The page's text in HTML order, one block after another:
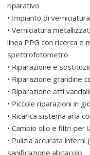
riparativo
• Impianto di
• Verniciatura
linea PPG con ricerca e
spettrofotometro
• Riparazione e
• Riparazione grandine
• Riparazione atti
• Piccole riparazioni in
• Ricarica sistema aria
• Cambio olio e filtri per
• Pulizia accurata
sanificazione abitacolo